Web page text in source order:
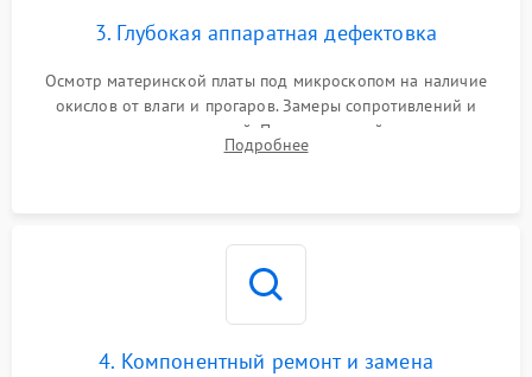
3. Глубокая аппаратная дефектовка
Осмотр материнской платы под микроскопом на наличие
окислов от влаги и прогаров. Замеры сопротивлений и
дежурных напряжений. Проверка цепей питания,
мультиконтроллера, процессора и видеочипа.
Подробнее
4. Компонентный ремонт и замена